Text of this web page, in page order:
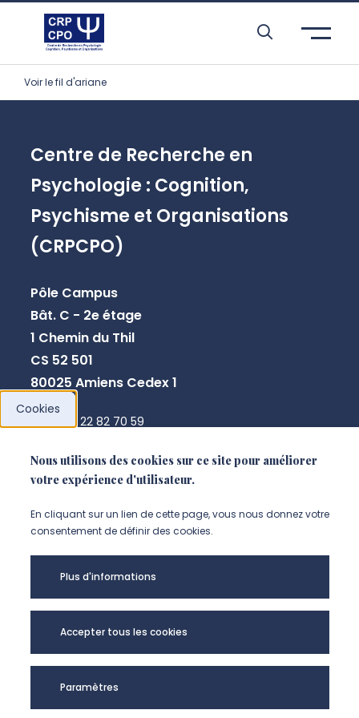
Aller à l’entête de page
Aller au menu principale
Aller au contenu principal
Aller à la recherche
Passer aux cookies
Aller au pied de page
Voir le fil d'ariane
Centre de Recherche en
Psychologie : Cognition,
Psychisme et Organisations
(CRPCPO)
Pôle Campus
Bât. C - 2e étage
1 Chemin du Thil
CS 52 501
80025 Amiens Cedex 1
+33 3 22 82 70 59
NOUS CONTACTER
Cookies
Nous utilisons des cookies sur ce site pour améliorer
votre expérience d'utilisateur.
En cliquant sur un lien de cette page, vous nous donnez votre
consentement de définir des cookies.
Plus d'informations
Accepter tous les cookies
Paramètres